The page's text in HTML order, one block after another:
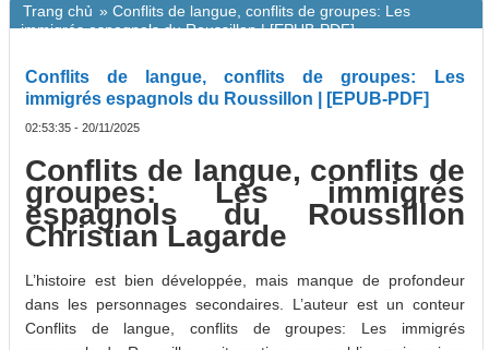
Trang chủ » Conflits de langue, conflits de groupes: Les
immigrés espagnols du Roussillon | [EPUB-PDF]
Conflits de langue, conflits de groupes: Les
immigrés espagnols du Roussillon | [EPUB-PDF]
02:53:35 - 20/11/2025
Conflits de langue, conflits de
groupes: Les immigrés
espagnols du Roussillon
Christian Lagarde
L’histoire est bien développée, mais manque de profondeur
dans les personnages secondaires. L’auteur est un conteur
Conflits de langue, conflits de groupes: Les immigrés